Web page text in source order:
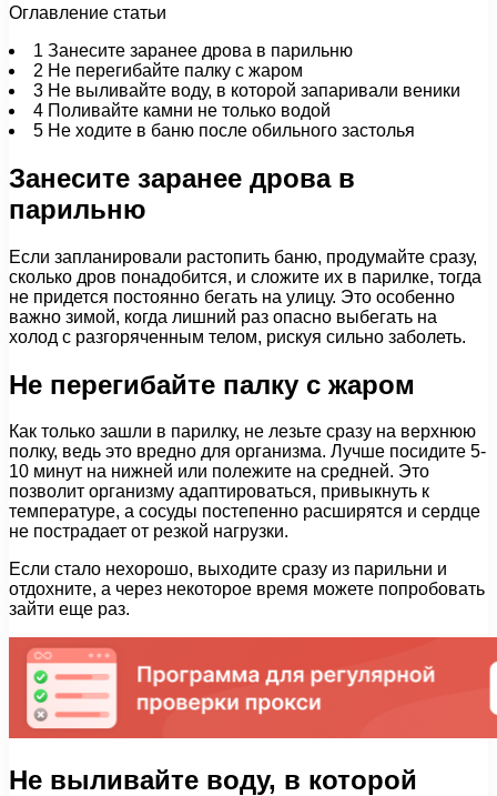
Оглавление статьи
1 Занесите заранее дрова в парильню
2 Не перегибайте палку с жаром
3 Не выливайте воду, в которой запаривали веники
4 Поливайте камни не только водой
5 Не ходите в баню после обильного застолья
Занесите заранее дрова в
парильню
Если запланировали растопить баню, продумайте сразу,
сколько дров понадобится, и сложите их в парилке, тогда
не придется постоянно бегать на улицу. Это особенно
важно зимой, когда лишний раз опасно выбегать на
холод с разгоряченным телом, рискуя сильно заболеть.
Не перегибайте палку с жаром
Как только зашли в парилку, не лезьте сразу на верхнюю
полку, ведь это вредно для организма. Лучше посидите 5-
10 минут на нижней или полежите на средней. Это
позволит организму адаптироваться, привыкнуть к
температуре, а сосуды постепенно расширятся и сердце
не пострадает от резкой нагрузки.
Если стало нехорошо, выходите сразу из парильни и
отдохните, а через некоторое время можете попробовать
зайти еще раз.
Не выливайте воду, в которой